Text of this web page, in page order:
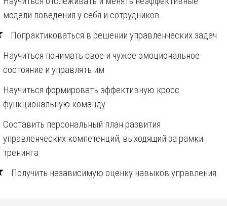
модели поведения у себя и сотрудников
Попрактиковаться в решении управленческих задач
Научиться понимать свое и чужое эмоциональное
состояние и управлять им
Научиться формировать эффективную кросс
функциональную команду
Составить персональный план развития
управленческих компетенций, выходящий за рамки
тренинга
Получить независимую оценку навыков управления